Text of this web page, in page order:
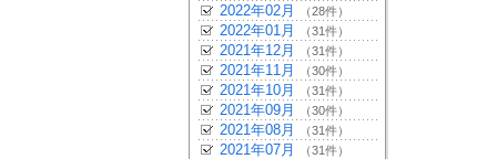
2022年02月 （28件）
2022年01月 （31件）
2021年12月 （31件）
2021年11月 （30件）
2021年10月 （31件）
2021年09月 （30件）
2021年08月 （31件）
2021年07月 （31件）